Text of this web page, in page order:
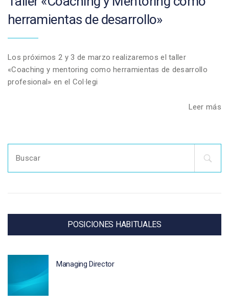
herramientas de desarrollo»
Los próximos 2 y 3 de marzo realizaremos el taller
«Coaching y mentoring como herramientas de desarrollo
profesional» en el Col·legi
Leer más
for:
POSICIONES HABITUALES
Managing Director